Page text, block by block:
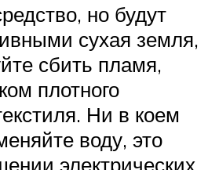
но будут
сухая земля,
сбить пламя,
плотного
Ни в коем
воду, это
электрических